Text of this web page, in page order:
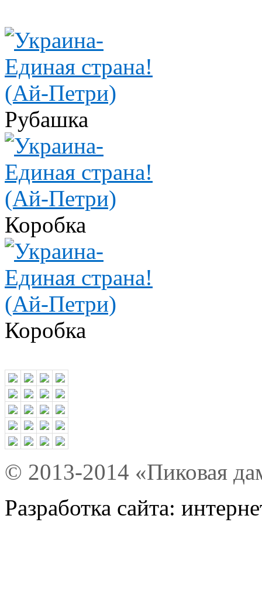
Рубашка
Коробка
Коробка
© 2013-2014 «Пиковая
Разработка сайта: